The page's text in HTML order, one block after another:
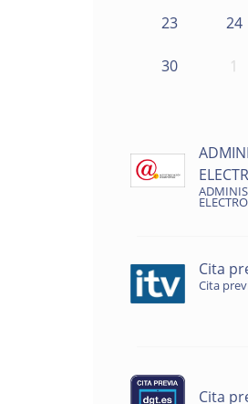
23 24
30 1
Cita
Cita
Cita